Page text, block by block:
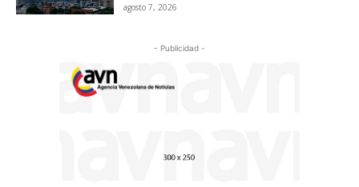
agosto 7, 2026
- Publicidad -